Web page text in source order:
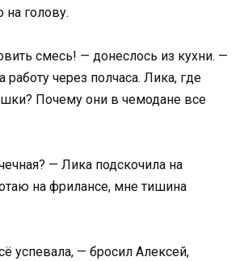
на голову.
смесь! — донеслось из кухни. —
через полчаса. Лика, где
Почему они в чемодане все
— Лика подскочила на
на фрилансе, мне тишина
успевала, — бросил Алексей,